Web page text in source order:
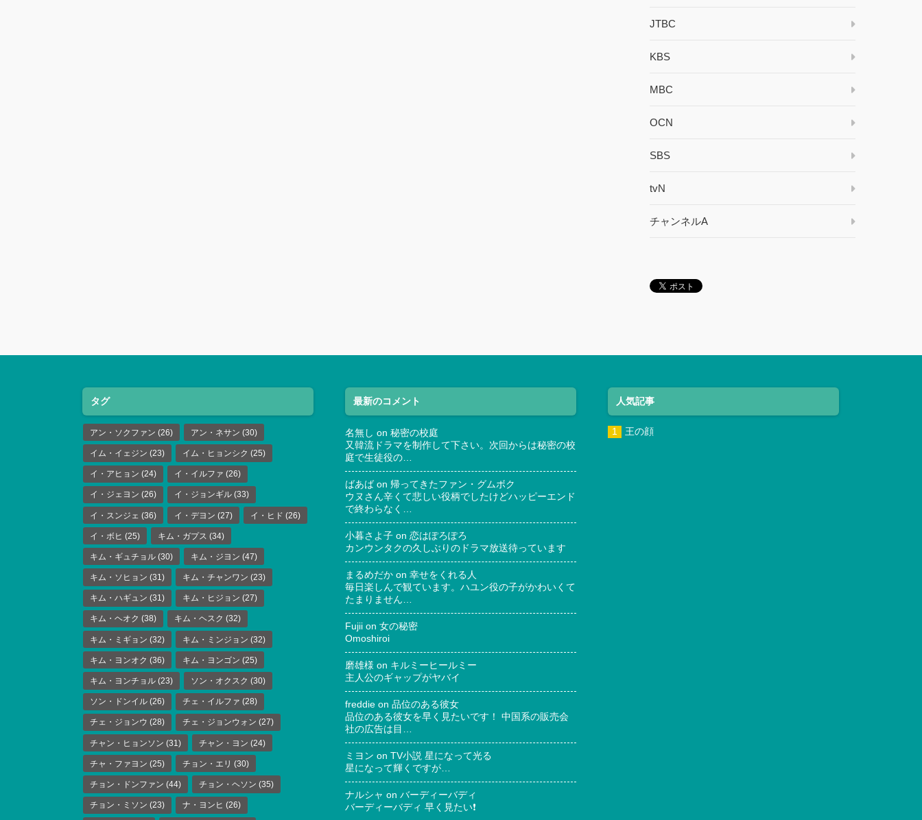
JTBC
KBS
MBC
OCN
SBS
tvN
チャンネルA
タグ
アン・ソクファン (26) アン・ネサン (30)
イム・イェジン (23) イム・ヒョンシク (25)
イ・アヒョン (24) イ・イルファ (26)
イ・ジェヨン (26) イ・ジョンギル (33)
イ・スンジェ (36) イ・デヨン (27) イ・ヒド (26)
イ・ボヒ (25) キム・ガプス (34)
キム・ギュチョル (30) キム・ジヨン (47)
キム・ソヒョン (31) キム・チャンワン (23)
キム・ハギュン (31) キム・ヒジョン (27)
キム・ヘオク (38) キム・ヘスク (32)
キム・ミギョン (32) キム・ミンジョン (32)
キム・ヨンオク (36) キム・ヨンゴン (25)
キム・ヨンチョル (23) ソン・オクスク (30)
ソン・ドンイル (26) チェ・イルファ (28)
チェ・ジョンウ (28) チェ・ジョンウォン (27)
チャン・ヒョンソン (31) チャン・ヨン (24)
チャ・ファヨン (25) チョン・エリ (30)
チョン・ドンファン (44) チョン・ヘソン (35)
チョン・ミソン (23) ナ・ヨンヒ (26)
最新のコメント
名無し on 秘密の校庭
又韓流ドラマを制作して下さい。次回からは秘密の校
庭で生徒役の…
ばあば on 帰ってきたファン・グムボク
ウヌさん辛くて悲しい役柄でしたけどハッピーエンド
で終わらなく…
小暮さよ子 on 恋はぽろぽろ
カンウンタクの久しぶりのドラマ放送待っています
まるめだか on 幸せをくれる人
毎日楽しんで観ています。ハユン役の子がかわいくて
たまりません…
Fujii on 女の秘密
Omoshiroi
磨雄様 on キルミーヒールミー
主人公のギャップがヤバイ
freddie on 品位のある彼女
品位のある彼女を早く見たいです！ 中国系の販売会
社の広告は目…
ミヨン on TV小説 星になって光る
星になって輝くですが…
ナルシャ on バーディーバディ
バーディーバディ 早く見たい❗
人気記事
王の顔